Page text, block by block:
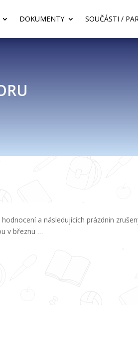
DOKUMENTY SOUČÁSTI /
a následujících prázdnin
v březnu …